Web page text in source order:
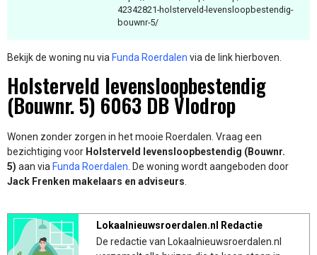
42342821-holsterveld-levensloopbestendig-
bouwnr-5/
Bekijk de woning nu via Funda Roerdalen via de link hierboven.
Holsterveld levensloopbestendig
(Bouwnr. 5) 6063 DB Vlodrop
Wonen zonder zorgen in het mooie Roerdalen. Vraag een
bezichtiging voor Holsterveld levensloopbestendig (Bouwnr.
5) aan via Funda Roerdalen . De woning wordt aangeboden door
Jack Frenken makelaars en adviseurs
Lokaalnieuwsroerdalen.nl Redactie
De redactie van Lokaalnieuwsroerdalen.nl